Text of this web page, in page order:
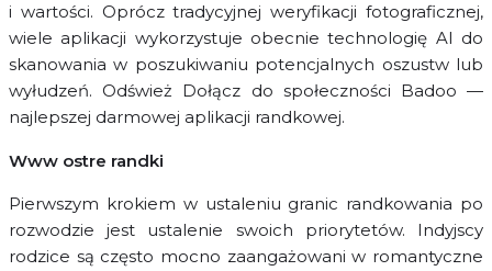
i wartości. Oprócz tradycyjnej weryfikacji fotograficznej,
wiele aplikacji wykorzystuje obecnie technologię AI do
skanowania w poszukiwaniu potencjalnych oszustw lub
wyłudzeń. Odśwież Dołącz do społeczności Badoo —
najlepszej darmowej aplikacji randkowej.
Www ostre randki
Pierwszym krokiem w ustaleniu granic randkowania po
rozwodzie jest ustalenie swoich priorytetów. Indyjscy
rodzice są często mocno zaangażowani w romantyczne